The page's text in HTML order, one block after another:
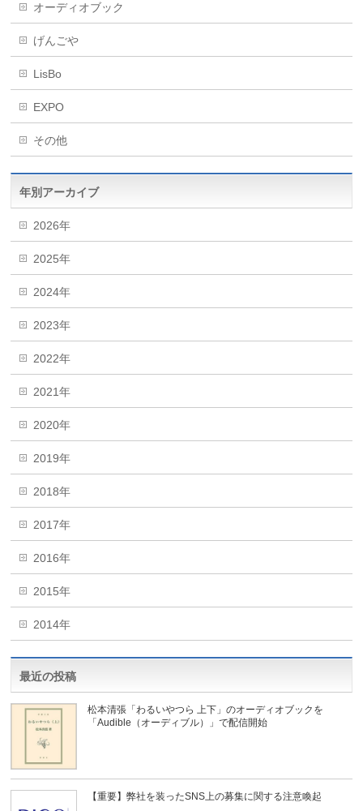
オーディオブック
げんごや
LisBo
EXPO
その他
年別アーカイブ
2026年
2025年
2024年
2023年
2022年
2021年
2020年
2019年
2018年
2017年
2016年
2015年
2014年
最近の投稿
松本清張「わるいやつら 上下」のオーディオブックを
「Audible（オーディブル）」で配信開始
【重要】弊社を装ったSNS上の募集に関する注意喚起